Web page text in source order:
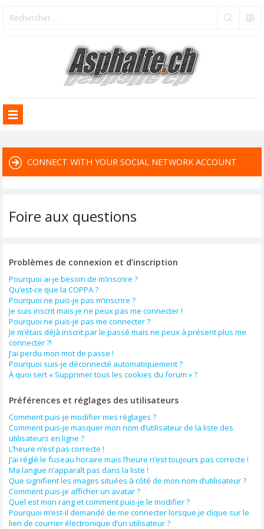
CONNECT WITH YOUR SOCIAL NETWORK ACCOUNT
Foire aux questions
Problèmes de connexion et d’inscription
Pourquoi ai-je besoin de m’inscrire ?
Qu’est-ce que la COPPA ?
Pourquoi ne puis-je pas m’inscrire ?
Je suis inscrit mais je ne peux pas me connecter !
Pourquoi ne puis-je pas me connecter ?
Je m’étais déjà inscrit par le passé mais ne peux à présent plus me
connecter ?!
J’ai perdu mon mot de passe !
Pourquoi suis-je déconnecté automatiquement ?
À quoi sert « Supprimer tous les cookies du forum » ?
Préférences et réglages des utilisateurs
Comment puis-je modifier mes réglages ?
Comment puis-je masquer mon nom d’utilisateur de la liste des
utilisateurs en ligne ?
L’heure n’est pas correcte !
J’ai réglé le fuseau horaire mais l’heure n’est toujours pas correcte !
Ma langue n’apparaît pas dans la liste !
Que signifient les images situées à côté de mon nom d’utilisateur ?
Comment puis-je afficher un avatar ?
Quel est mon rang et comment puis-je le modifier ?
Pourquoi m’est-il demandé de me connecter lorsque je clique sur le
lien de courrier électronique d’un utilisateur ?